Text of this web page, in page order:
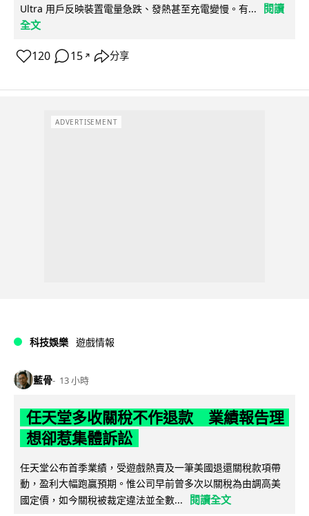
Ultra 用戶反映裝置電量急跌、發熱甚至充電變慢。有...
閱讀
全文
120 15 ↗ 分享
ADVERTISEMENT
科技娛樂 遊戲情報
藍骨 13 小時
任天堂多收關稅不作退款 業績報告理
想卻惹集體訴訟
任天堂公布首季業績，受遊戲熱賣及一筆美國退還關稅款項帶
動，盈利大幅跑贏預期。惟公司早前曾多次以關稅為由調高美
國定價，如今關稅被裁定違法並全數...
閱讀全文